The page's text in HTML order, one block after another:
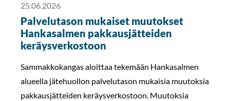
25.06.2026
Palvelutason mukaiset muutokset
Hankasalmen pakkausjätteiden
keräysverkostoon
Sammakkokangas aloittaa tekemään Hankasalmen
alueella jätehuollon palvelutason mukaisia muutoksia
pakkausjätteiden keräysverkostoon. Muutoksia